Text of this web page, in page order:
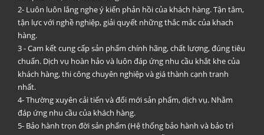
2- Luôn luôn lắng nghe ý kiến phản hồi của khách hàng. Tận tâm,
tận lực với nghề nghiệp, giải quyết những thắc mắc của khach
hàng.
3 - Cam kết cung cấp sản phẩm chính hãng, chất lượng, đúng tiêu
chuẩn. Dịch vụ hoàn hảo và luôn đáp ứng nhu cầu khắt khe của
khách hàng, thi công chuyên nghiệp và giá thành cạnh tranh
nhất.
4- Thường xuyên cải tiến và đổi mới sản phẩm, dịch vụ. Nhằm
đáp ứng nhu cầu của khách hàng.
5- Bảo hành trọn đời sản phẩm (Hệ thống bảo hành và bảo trì